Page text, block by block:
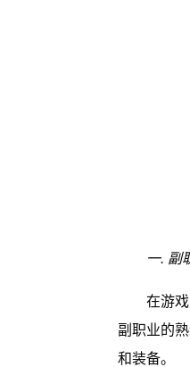
一. 副
在游
副职业的
和装备。